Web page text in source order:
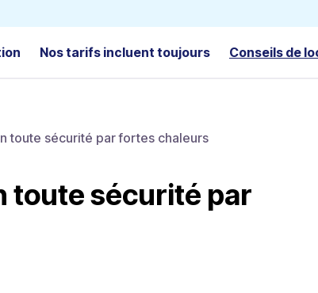
Nos tarifs incluent toujours Conseils de
toute sécurité par fortes chaleurs
toute sécurité par